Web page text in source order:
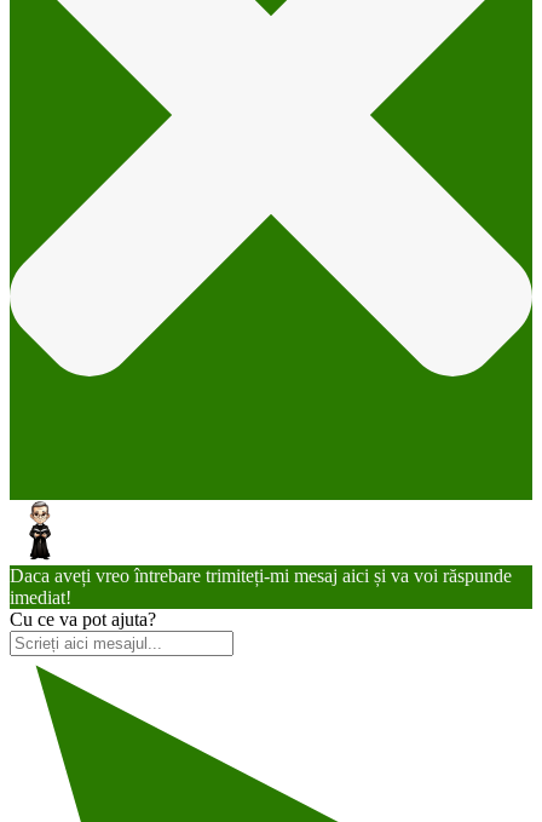
Daca aveți vreo întrebare trimiteți-mi mesaj aici și va voi răspunde
imediat!
Cu ce va pot ajuta?